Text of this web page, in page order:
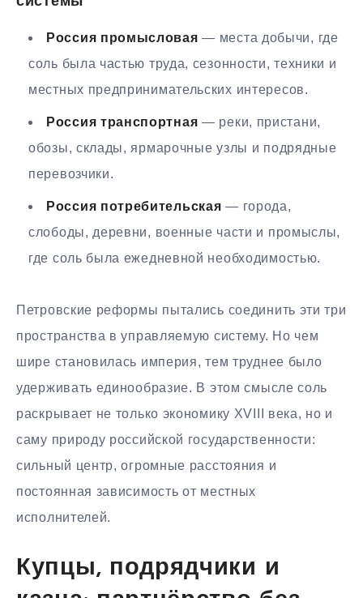
Россия промысловая — места добычи, где
соль была частью труда, сезонности, техники и
местных предпринимательских интересов.
Россия транспортная — реки, пристани,
обозы, склады, ярмарочные узлы и подрядные
перевозчики.
Россия потребительская — города,
слободы, деревни, военные части и промыслы,
где соль была ежедневной необходимостью.
Петровские реформы пытались соединить эти три
пространства в управляемую систему. Но чем
шире становилась империя, тем труднее было
удерживать единообразие. В этом смысле соль
раскрывает не только экономику XVIII века, но и
саму природу российской государственности:
сильный центр, огромные расстояния и
постоянная зависимость от местных
исполнителей.
Купцы, подрядчики и